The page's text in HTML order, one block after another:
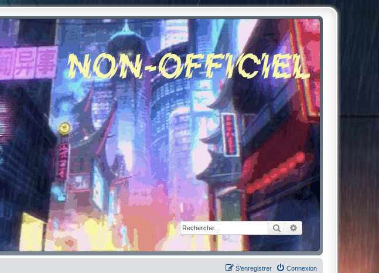
RechercherRecherche avancée
Connexion
S’enregistrer